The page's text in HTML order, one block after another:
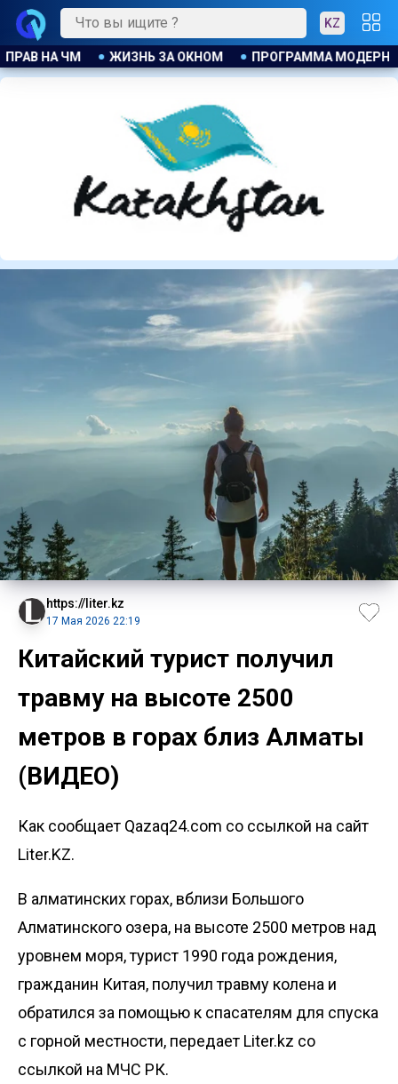
KZ
МОДЕРНИЗАЦИИ В ДЕЙСТВИИ ДЖАННИ
https://liter.kz
17 Мая 2026 22:19
Китайский турист получил
травму на высоте 2500
метров в горах близ Алматы
(ВИДЕО)
Как сообщает Qazaq24.com со ссылкой на сайт
Liter.KZ.
В алматинских горах, вблизи Большого
Алматинского озера, на высоте 2500 метров над
уровнем моря, турист 1990 года рождения,
гражданин Китая, получил травму колена и
обратился за помощью к спасателям для спуска
с горной местности, передает Liter.kz со
ссылкой на МЧС РК.